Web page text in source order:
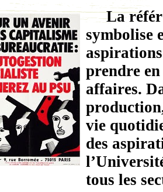
La
symbolise
prendre
affaires.
vie
des
tous les